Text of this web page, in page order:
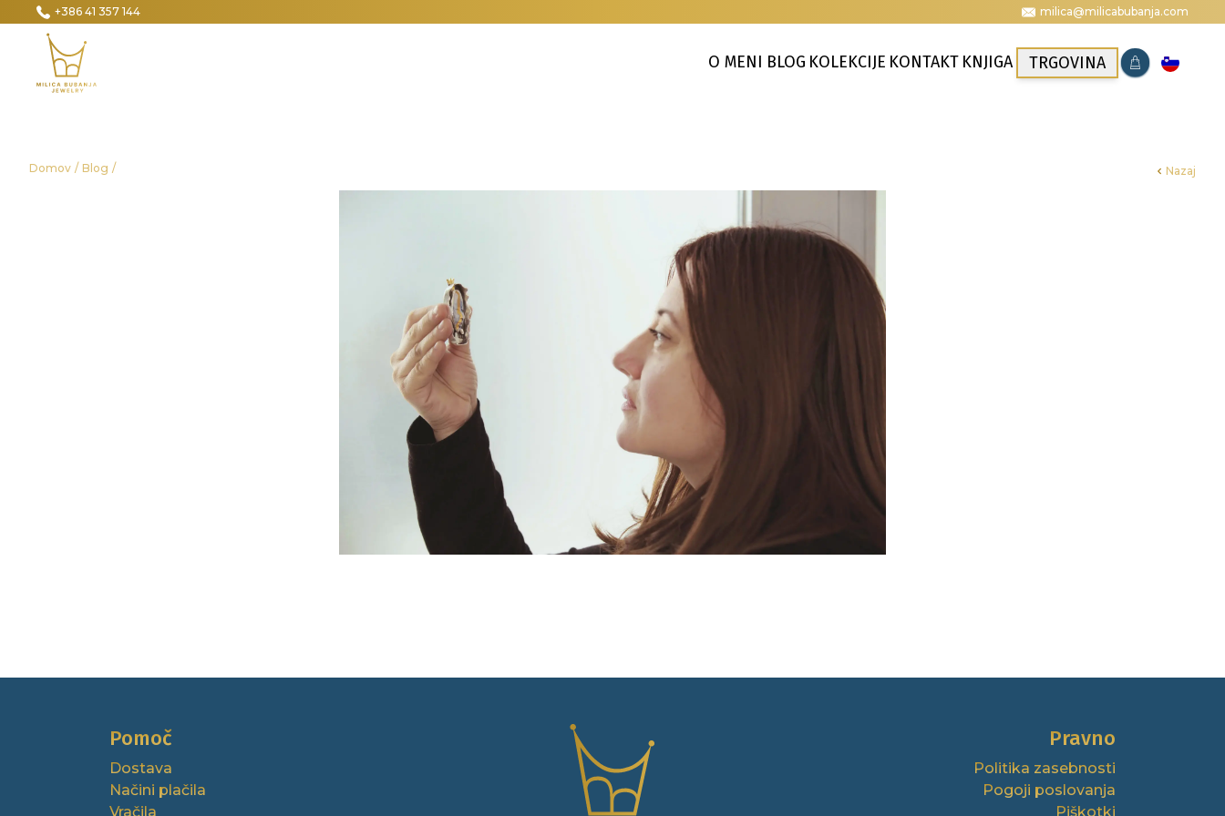
+386 41 357 144 milica@milicabubanja.com
O MENI BLOG KOLEKCIJE KONTAKT KNJIGA TRGOVINA
Domov / Blog / Nazaj
Pomoč
Dostava
Načini plačila
Vračila
Pravno
Politika zasebnosti
Pogoji poslovanja
Piškotki